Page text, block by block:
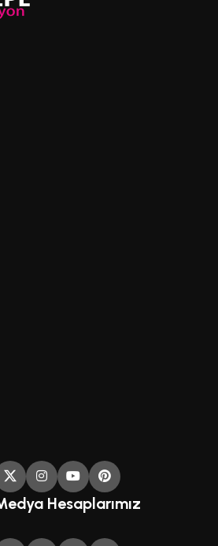
Hesaplarımız